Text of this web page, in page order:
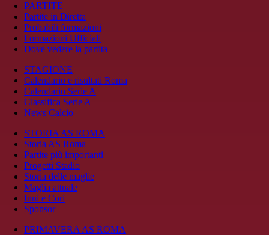
PARTITE
Partite in Diretta
Probabili formazioni
Formazioni Ufficiali
Dove vedere la partita
STAGIONE
Calendario e risultati Roma
Calendario Serie A
Classifica Serie A
News Calcio
STORIA AS ROMA
Storia AS Roma
Partite più importanti
Progetti Stadio
Storia delle maglie
Maglia attuale
Inni e Cori
Sponsor
PRIMAVERA AS ROMA